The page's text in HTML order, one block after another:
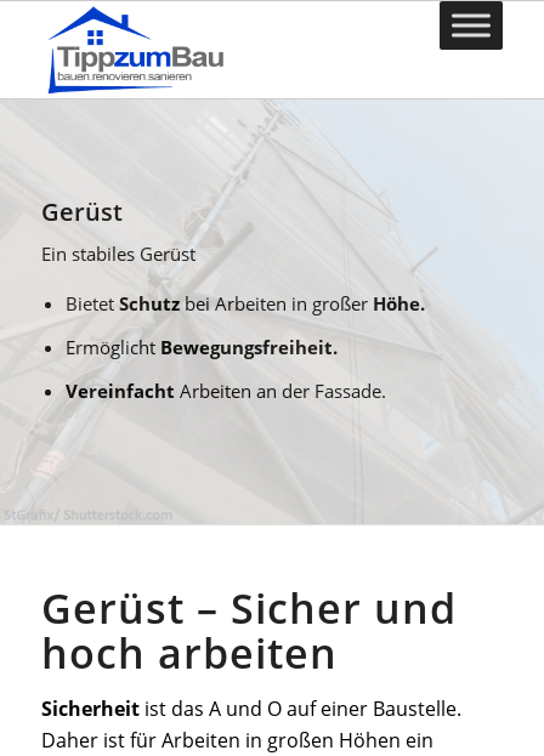
Gerüst
Ein stabiles Gerüst
BietetSchutz bei Arbeiten in großer Höhe.
Ermöglicht Bewegungsfreiheit.
Vereinfacht Arbeiten an der Fassade.
Gerüst – Sicher und
hoch arbeiten
Sicherheitist das A und O auf einer Baustelle.
Daher ist für Arbeiten in großen Höhen ein